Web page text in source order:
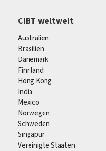
CIBT weltweit
Australien
Brasilien
Dänemark
Finnland
Hong Kong
India
Mexico
Norwegen
Schweden
Singapur
Vereinigte Staaten